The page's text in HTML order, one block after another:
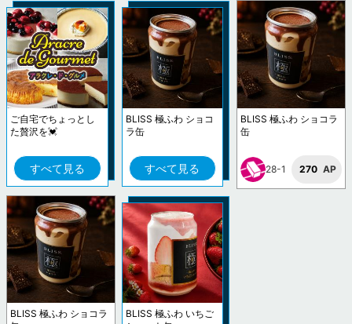
ご自宅でちょっとし
た贅沢を💓
すべて見る
BLISS 極ふわ ショコ
ラ缶
すべて見る
BLISS 極ふわ ショコラ
缶
28-1 270 AP
BLISS 極ふわ ショコラ
BLISS 極ふわ いちご